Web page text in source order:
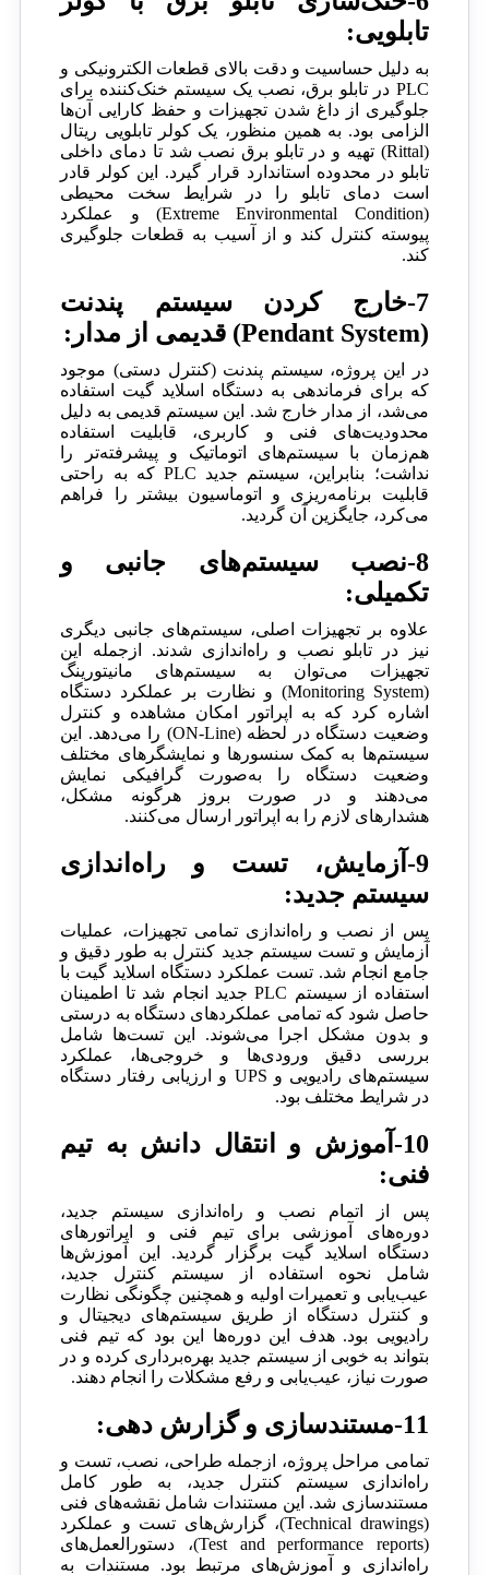
تابلویی:
به دلیل حساسیت و دقت بالای قطعات الکترونیکی و
PLC در تابلو برق، نصب یک سیستم خنک‌کننده برای
جلوگیری از داغ شدن تجهیزات و حفظ کارایی آن‌ها
الزامی بود. به همین منظور، یک کولر تابلویی ریتال
(Rittal) تهیه و در تابلو برق نصب شد تا دمای داخلی
تابلو در محدوده استاندارد قرار گیرد. این کولر قادر
است دمای تابلو را در شرایط سخت محیطی
(Extreme Environmental Condition) و عملکرد
پیوسته کنترل کند و از آسیب به قطعات جلوگیری
کند.
7-خارج کردن سیستم پندنت
(Pendant System) قدیمی از مدار:
در این پروژه، سیستم پندنت (کنترل دستی) موجود
که برای فرماندهی به دستگاه اسلاید گیت استفاده
می‌شد، از مدار خارج شد. این سیستم قدیمی به دلیل
محدودیت‌های فنی و کاربری، قابلیت استفاده
هم‌زمان با سیستم‌های اتوماتیک و پیشرفته‌تر را
نداشت؛ بنابراین، سیستم جدید PLC که به راحتی
قابلیت برنامه‌ریزی و اتوماسیون بیشتر را فراهم
می‌کرد، جایگزین آن گردید.
8-نصب سیستم‌های جانبی و
تکمیلی:
علاوه بر تجهیزات اصلی، سیستم‌های جانبی دیگری
نیز در تابلو نصب و راه‌اندازی شدند. ازجمله این
تجهیزات می‌توان به سیستم‌های مانیتورینگ
(Monitoring System) و نظارت بر عملکرد دستگاه
اشاره کرد که به اپراتور امکان مشاهده و کنترل
وضعیت دستگاه در لحظه (ON-Line) را می‌دهد. این
سیستم‌ها به کمک سنسورها و نمایشگرهای مختلف
وضعیت دستگاه را به‌صورت گرافیکی نمایش
می‌دهند و در صورت بروز هرگونه مشکل،
هشدارهای لازم را به اپراتور ارسال می‌کنند.
9-آزمایش، تست و راه‌اندازی
سیستم جدید:
پس از نصب و راه‌اندازی تمامی تجهیزات، عملیات
آزمایش و تست سیستم جدید کنترل به طور دقیق و
جامع انجام شد. تست عملکرد دستگاه اسلاید گیت با
استفاده از سیستم PLC جدید انجام شد تا اطمینان
حاصل شود که تمامی عملکردهای دستگاه به درستی
و بدون مشکل اجرا می‌شوند. این تست‌ها شامل
بررسی دقیق ورودی‌ها و خروجی‌ها، عملکرد
سیستم‌های رادیویی و UPS و ارزیابی رفتار دستگاه
در شرایط مختلف بود.
10-آموزش و انتقال دانش به تیم
فنی:
پس از اتمام نصب و راه‌اندازی سیستم جدید،
دوره‌های آموزشی برای تیم فنی و اپراتورهای
دستگاه اسلاید گیت برگزار گردید. این آموزش‌ها
شامل نحوه استفاده از سیستم کنترل جدید،
عیب‌یابی و تعمیرات اولیه و همچنین چگونگی نظارت
و کنترل دستگاه از طریق سیستم‌های دیجیتال و
رادیویی بود. هدف این دوره‌ها این بود که تیم فنی
بتواند به خوبی از سیستم جدید بهره‌برداری کرده و در
صورت نیاز، عیب‌یابی و رفع مشکلات را انجام دهند.
11-مستندسازی و گزارش دهی:
تمامی مراحل پروژه، ازجمله طراحی، نصب، تست و
راه‌اندازی سیستم کنترل جدید، به طور کامل
مستندسازی شد. این مستندات شامل نقشه‌های فنی
(Technical drawings)، گزارش‌های تست و عملکرد
(Test and performance reports)، دستورالعمل‌های
راه‌اندازی و آموزش‌های مرتبط بود. مستندات به